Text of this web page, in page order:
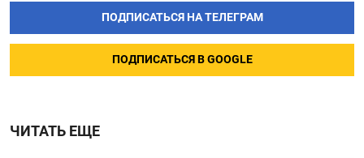
ПОДПИСАТЬСЯ НА ТЕЛЕГРАМ
ПОДПИСАТЬСЯ В GOOGLE
ЧИТАТЬ ЕЩЕ